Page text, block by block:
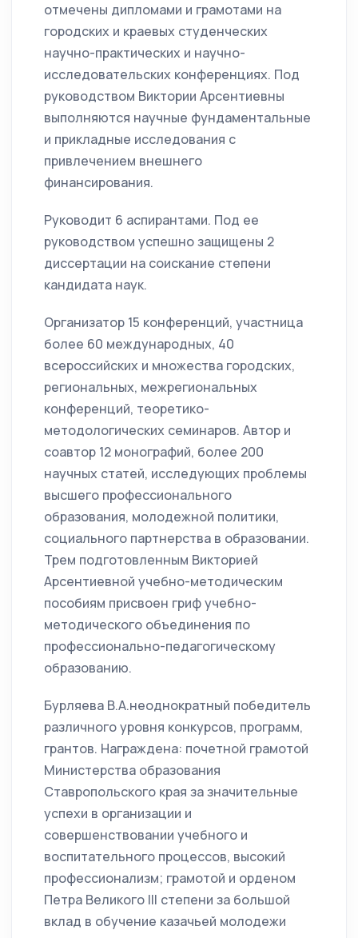
отмечены дипломами и грамотами на
городских и краевых студенческих
научно-практических и научно-
исследовательских конференциях. Под
руководством Виктории Арсентиевны
выполняются научные фундаментальные
и прикладные исследования с
привлечением внешнего
финансирования.
Руководит 6 аспирантами. Под ее
руководством успешно защищены 2
диссертации на соискание степени
кандидата наук.
Организатор 15 конференций, участница
более 60 международных, 40
всероссийских и множества городских,
региональных, межрегиональных
конференций, теоретико-
методологических семинаров. Автор и
соавтор 12 монографий, более 200
научных статей, исследующих проблемы
высшего профессионального
образования, молодежной политики,
социального партнерства в образовании.
Трем подготовленным Викторией
Арсентиевной учебно-методическим
пособиям присвоен гриф учебно-
методического объединения по
профессионально-педагогическому
образованию.
Бурляева В.А.неоднократный победитель
различного уровня конкурсов, программ,
грантов. Награждена: почетной грамотой
Министерства образования
Ставропольского края за значительные
успехи в организации и
совершенствовании учебного и
воспитательного процессов, высокий
профессионализм; грамотой и орденом
Петра Великого III степени за большой
вклад в обучение казачьей молодежи